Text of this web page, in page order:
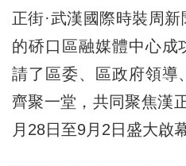
正街·武漢國際時裝周
的硚口區融媒體中心成
請了區委、區政府領導
齊聚一堂，共同聚焦漢
月28日至9月2日盛大啟